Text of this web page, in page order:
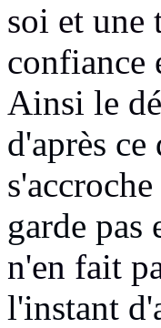
soi et une
confiance
Ainsi le
d'après ce
s'accroche
garde pas
n'en fait
l'instant